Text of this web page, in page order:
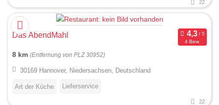
22
Das AbendMahl
4 Bew.
8 km (Entfernung von PLZ 30952)
30169 Hannover, Niedersachsen, Deutschland
Art der Küche Lieferservice
22